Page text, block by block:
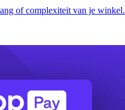
of complexiteit van je winkel.